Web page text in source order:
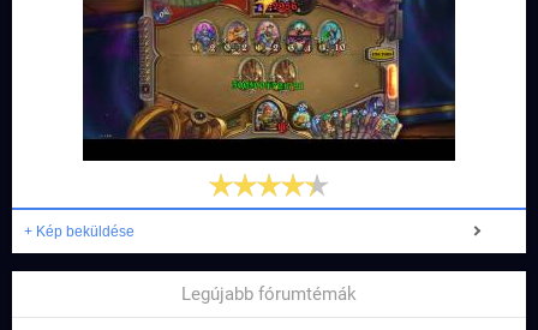
+ Kép beküldése
Legújabb fórumtémák